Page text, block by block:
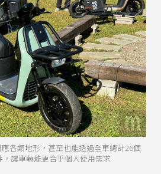
各類地形，甚至也能透過全車總計26個
讓車輛能更合乎個人使用需求